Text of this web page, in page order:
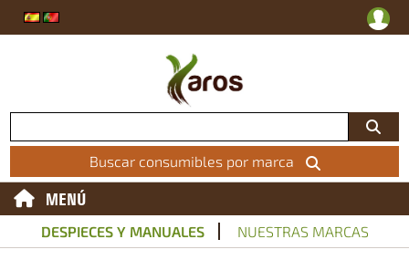
Buscar consumibles por marca
MENÚ
DESPIECES Y MANUALES NUESTRAS MARCAS